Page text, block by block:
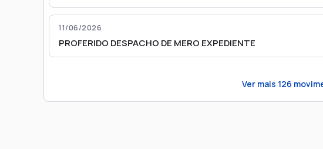
11/06/2026
PROFERIDO DESPACHO DE MERO EXPEDIENTE
Ver mais 126